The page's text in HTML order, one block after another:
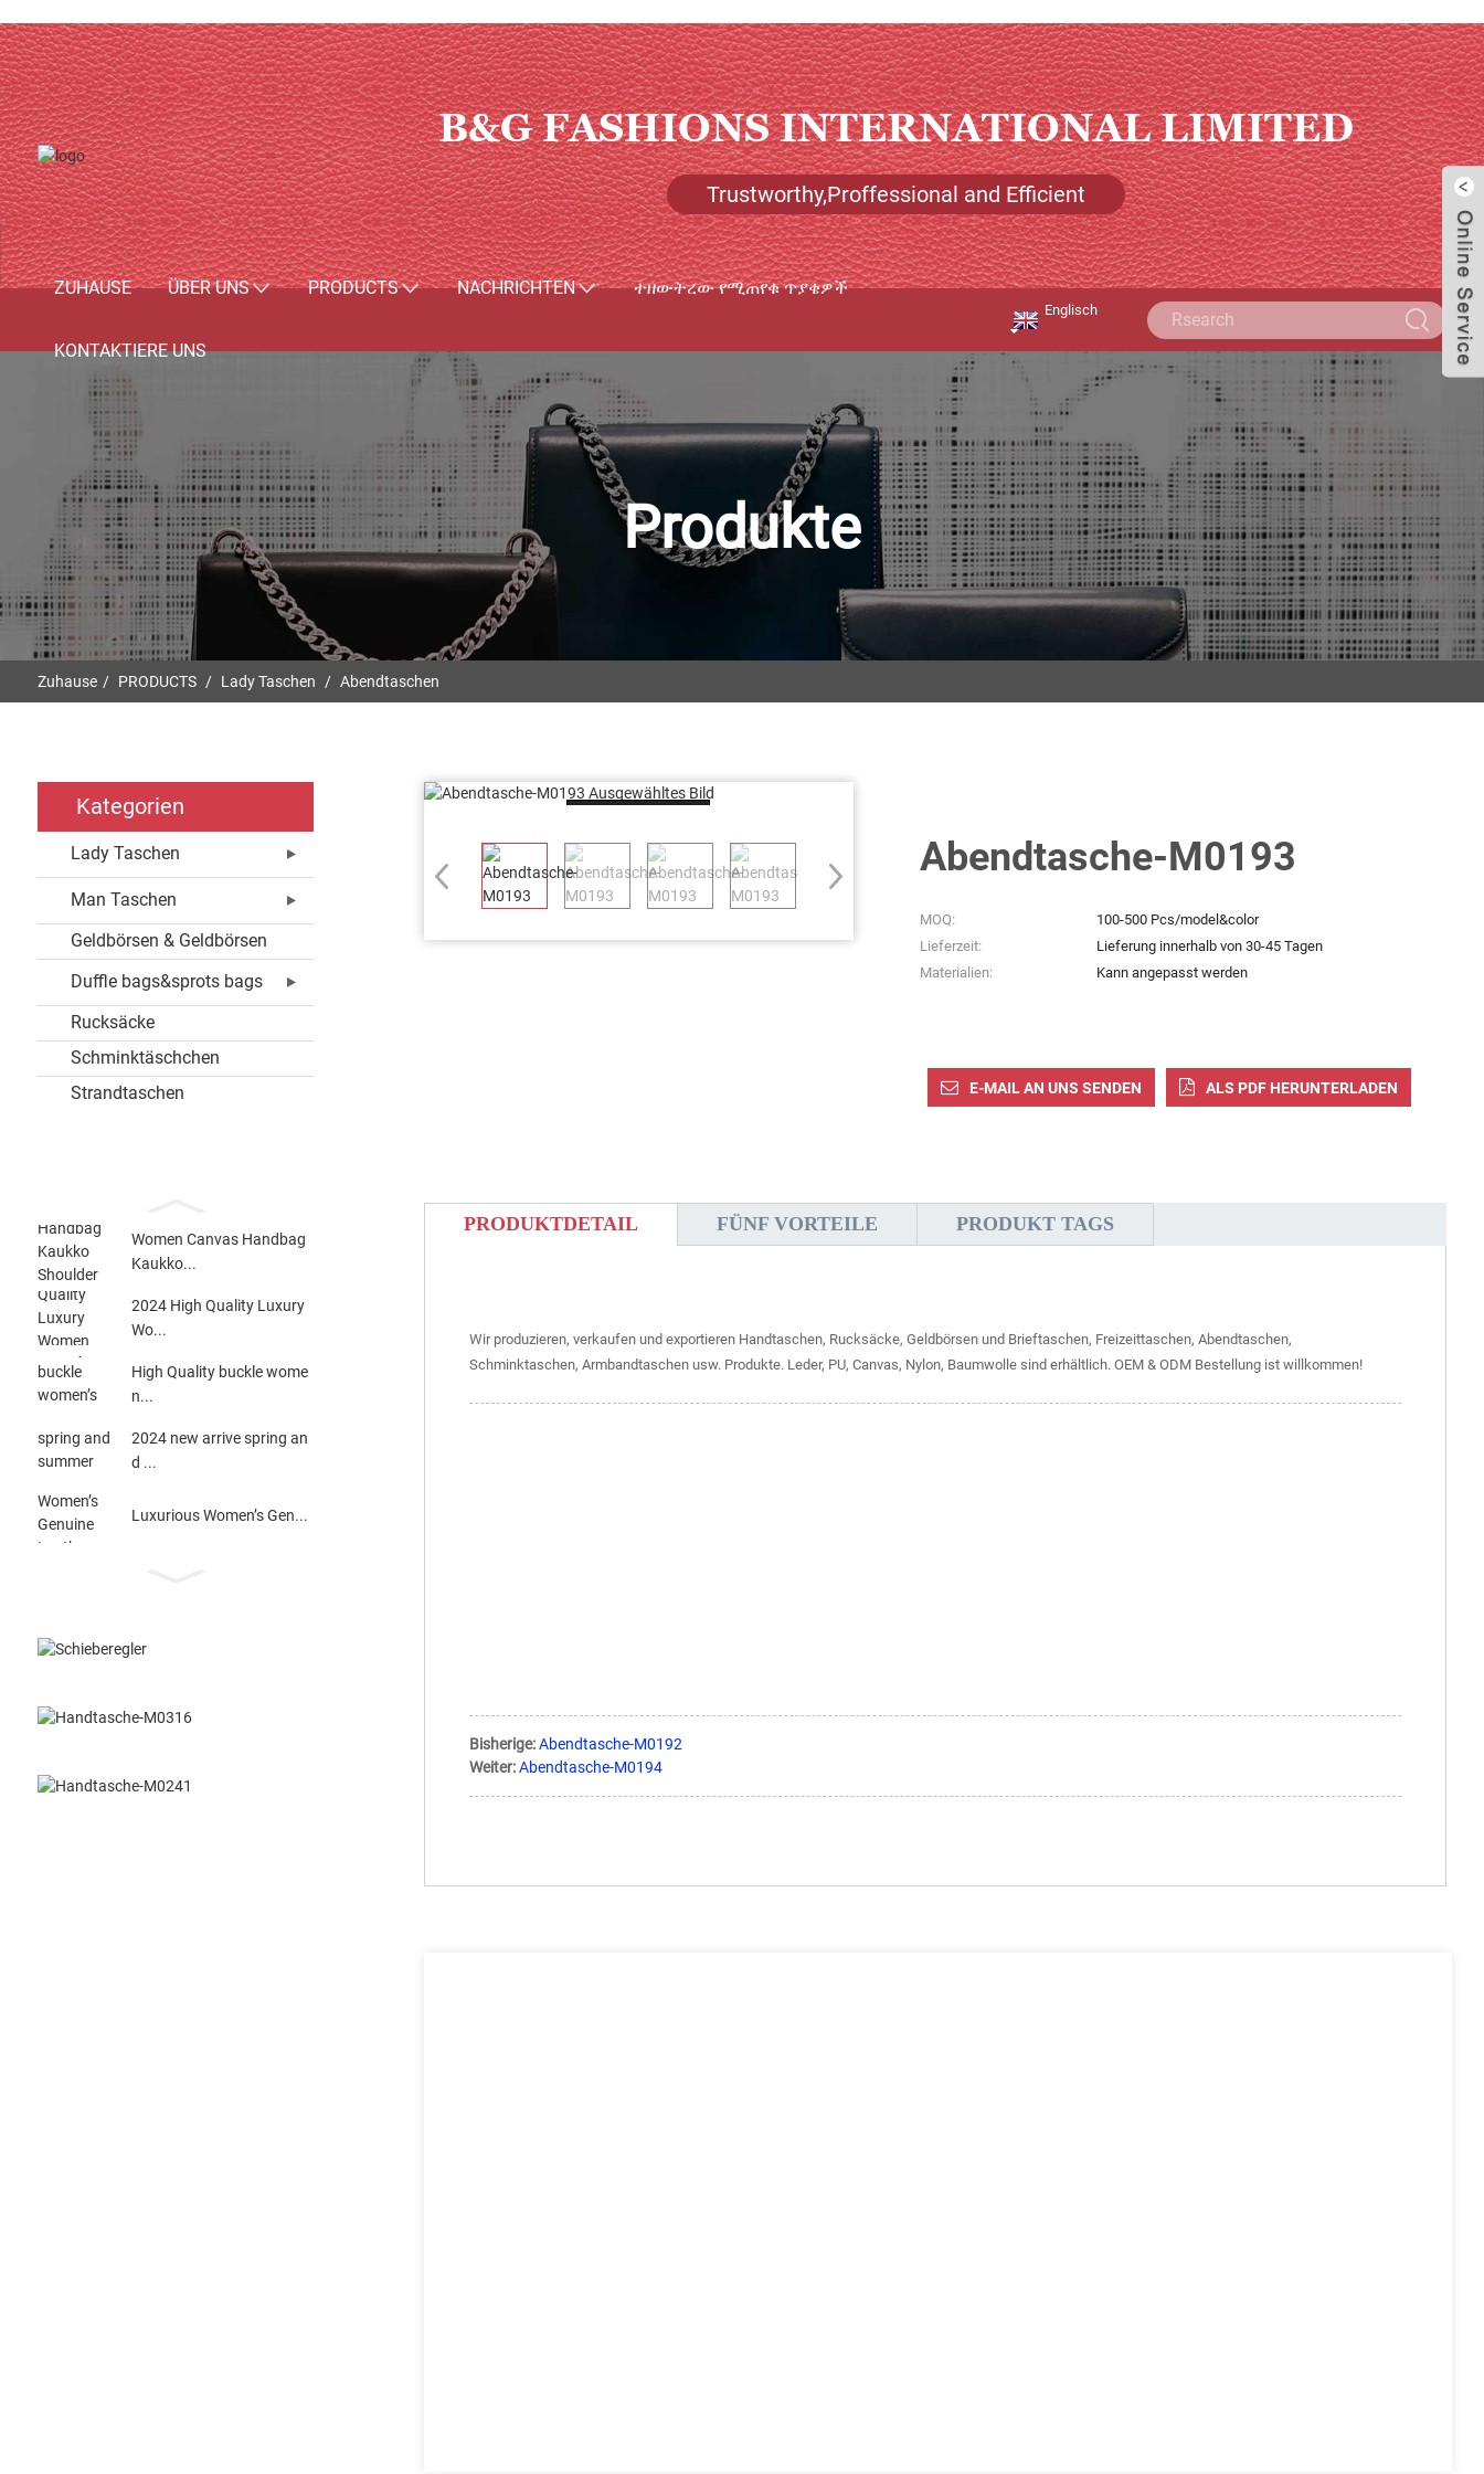
B&G FASHIONS INTERNATIONAL LIMITED
Trustworthy,Proffessional and Efficient
ZUHAUSE ÜBER UNS PRODUCTS NACHRICHTEN ተዘውትረው የሚጠየቁ ጥያቄዎች
KONTAKTIERE UNS
Englisch
Produkte
Zuhause PRODUCTS Lady Taschen Abendtaschen
Kategorien
Lady Taschen
Man Taschen
Geldbörsen & Geldbörsen
Duffle bags&sprots bags
Rucksäcke
Schminktäschchen
Strandtaschen
Women Canvas Handbag
Kaukko...
2024 High Quality Luxury
Wo...
High Quality buckle wome
n...
2024 new arrive spring an
d ...
Luxurious Women’s Gen...
Abendtasche-M0193
MOQ:
100-500 Pcs/model&color
Lieferzeit:
Lieferung innerhalb von 30-45 Tagen
Materialien:
Kann angepasst werden
E-MAIL AN UNS SENDEN ALS PDF HERUNTERLADEN
PRODUKTDETAIL FÜNF VORTEILE PRODUKT TAGS
Wir produzieren, verkaufen und exportieren Handtaschen, Rucksäcke, Geldbörsen und Brieftaschen, Freizeittaschen, Abendtaschen,
Schminktaschen, Armbandtaschen usw. Produkte. Leder, PU, ​​Canvas, Nylon, Baumwolle sind erhältlich. OEM & ODM Bestellung ist willkommen!
Bisherige: Abendtasche-M0192
Weiter:Abendtasche-M0194